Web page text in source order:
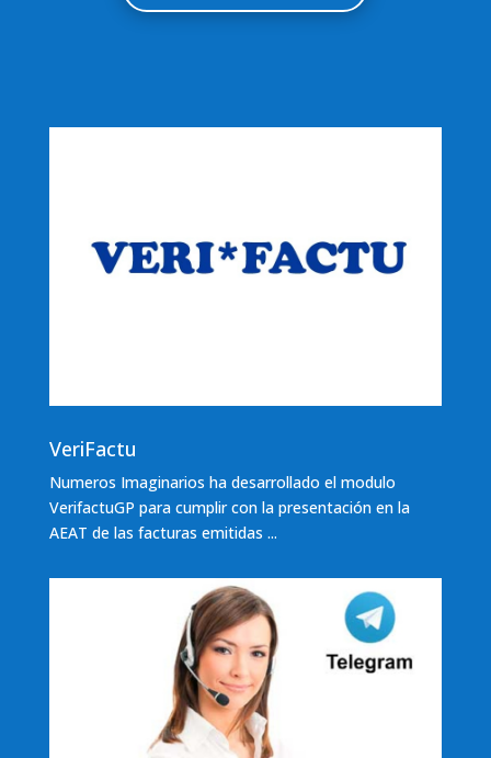
VeriFactu
Numeros Imaginarios ha desarrollado el modulo
VerifactuGP para cumplir con la presentación en la
AEAT de las facturas emitidas ...